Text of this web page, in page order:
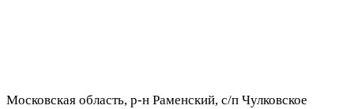
Московская область, р-н Раменский, с/п Чулковское